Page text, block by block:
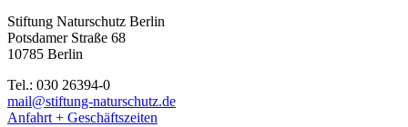
Stiftung Naturschutz Berlin
Potsdamer Straße 68
10785 Berlin
Tel.: 030 26394-0
mail@stiftung-naturschutz.de
Anfahrt + Geschäftszeiten